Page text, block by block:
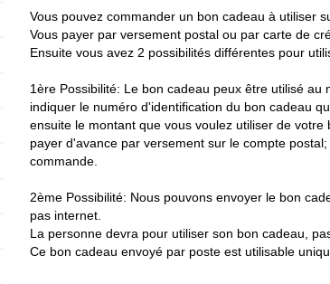
Vous pouvez commander un bon cadeau à utiliser
Vous payer par versement postal ou par carte de
Ensuite vous avez 2 possibilités différentes pour
1ère Possibilité: Le bon cadeau peux être utilisé
indiquer le numéro d'identification du bon cadeau
ensuite le montant que vous voulez utiliser de
payer d'avance par versement sur le compte
commande.
2ème Possibilité: Nous pouvons envoyer le bon
pas internet.
La personne devra pour utiliser son bon cadeau,
Ce bon cadeau envoyé par poste est utilisable